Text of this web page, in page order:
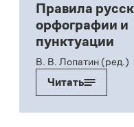
Правила
орфографии и
пунктуации
В. В. Лопатин (ред.)
Читать